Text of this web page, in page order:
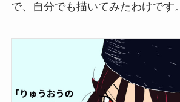
で、自分でも描いてみたわけです。